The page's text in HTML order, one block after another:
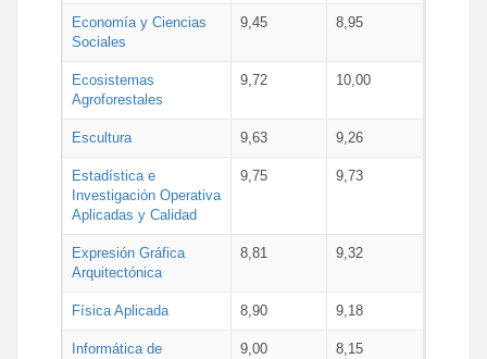
Economía y Ciencias
Sociales
9,45 8,95
Ecosistemas
Agroforestales
9,72 10,00
Escultura 9,63 9,26
Estadística e
Investigación Operativa
Aplicadas y Calidad
9,75 9,73
Expresión Gráfica
Arquitectónica
8,81 9,32
Física Aplicada 8,90 9,18
Informática de
9,00 8,15